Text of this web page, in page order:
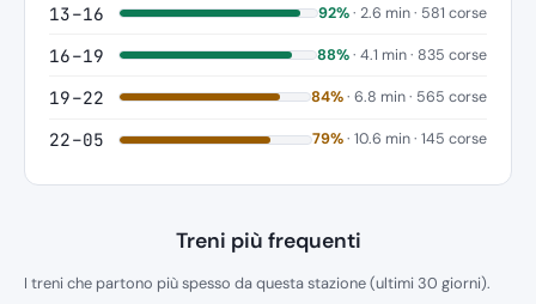
13–16 92%· 2.6 min · 581 corse
16–19 88%· 4.1 min · 835 corse
19–22 84%· 6.8 min · 565 corse
22–05 79%· 10.6 min · 145 corse
Treni più frequenti
I treni che partono più spesso da questa stazione (ultimi 30 giorni).